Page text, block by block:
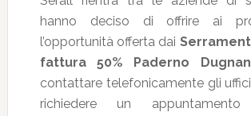
hanno deciso di offrire ai
l’opportunità offerta dai
fattura 50% Paderno
contattare telefonicamente gli
richiedere un